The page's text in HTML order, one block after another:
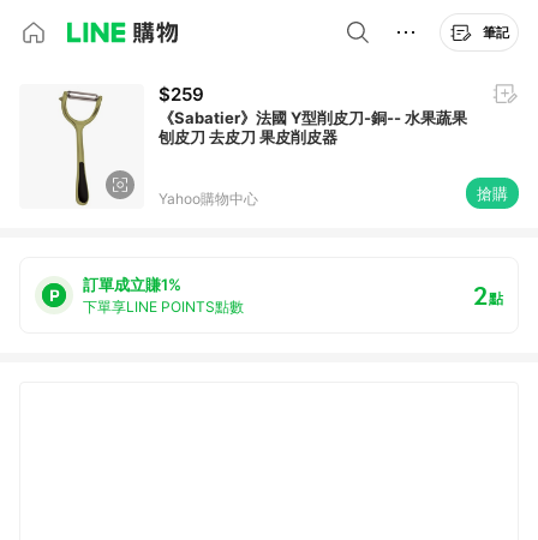
筆記
$259
《Sabatier》法國 Y型削皮刀-銅-- 水果蔬果
刨皮刀 去皮刀 果皮削皮器
Yahoo購物中心 搶購
訂單成立賺1%
下單享LINE POINTS點數 2點